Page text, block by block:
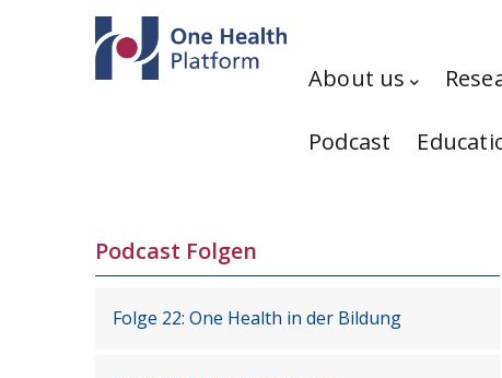
Skip to main content
About us
Podcast
Podcast Folgen
Folge 22: One Health in der Bildung